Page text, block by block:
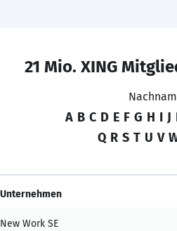
21 Mio. XING
A B C D E F G H I J
Q R S T U V
Unternehmen
New Work SE